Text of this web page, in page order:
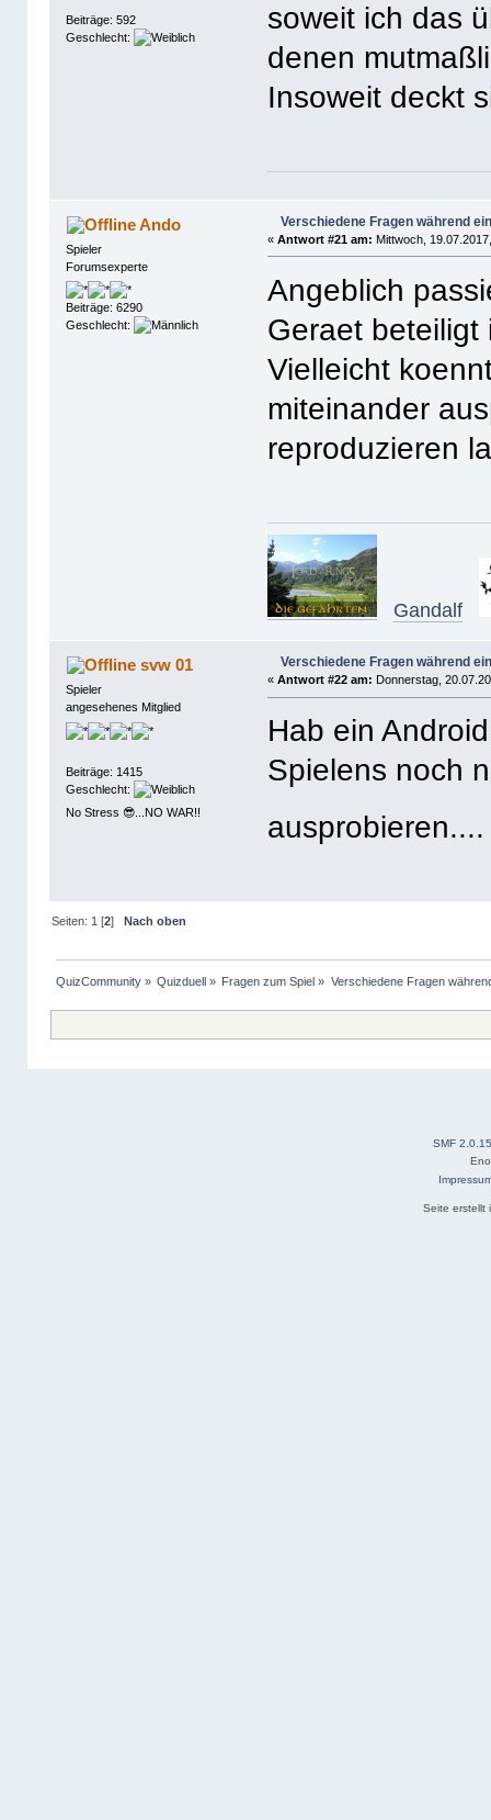
Beiträge: 592
Geschlecht:
soweit ich das
denen
Insoweit deckt
Ando
Spieler
Forumsexperte
Beiträge: 6290
Geschlecht:
Verschiedene Fragen während
«Antwort #21 am: Mittwoch,
Angeblich
Geraet beteiligt
Vielleicht
miteinander
reproduzieren
Gandalf
svw 01
Spieler
angesehenes Mitglied
Beiträge: 1415
Geschlecht:
No Stress 😎...NO WAR!!
Verschiedene Fragen während
«Antwort #22 am: Donnerstag,
Hab ein
Spielens noch
Seiten: 1 [2] Nach oben
QuizCommunity» Quizduell » Fragen zum Spiel » Verschiedene Fragen
SMF 2.0.15
Seite erstellt